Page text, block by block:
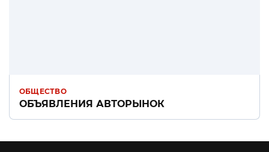
ОБЩЕСТВО
ОБЪЯВЛЕНИЯ АВТОРЫНОК